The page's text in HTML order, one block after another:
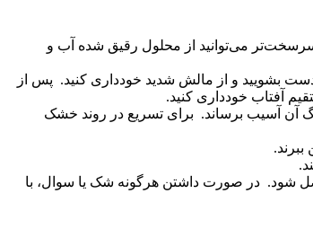
سرسخت‌تر می‌توانید از محلول رقیق شده آب و
بشویید و از مالش شدید خودداری کنید. پس از
آفتاب خودداری کنید.
آن آسیب برساند. برای تسریع در روند خشک
شود. در صورت داشتن هرگونه شک یا سوال، با